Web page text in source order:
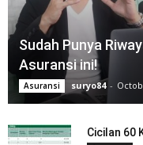
Sudah Punya
Asuransi ini!
Asuransi suryo84 -
Cicilan 60